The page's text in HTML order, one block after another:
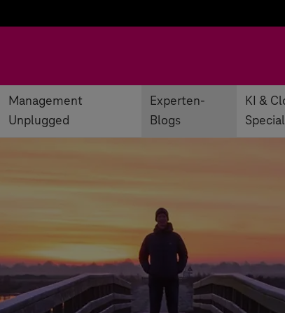
Management
Unplugged
Experten-
Blogs
KI &
Special